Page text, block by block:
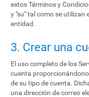
estos Términos y
y "su" tal como se utilizan
entidad.
3. Crear una
El uso completo de los
cuenta
de su tipo de cuenta.
una dirección de correo